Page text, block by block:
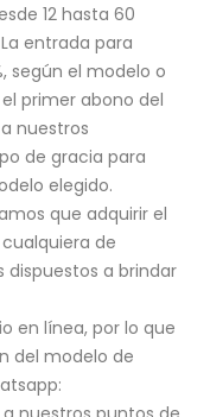
12 hasta 60
entrada para
según el modelo o
primer abono del
nuestros
de gracia para
elegido.
que adquirir el
de
dispuestos a brindar
en línea, por lo que
del modelo de